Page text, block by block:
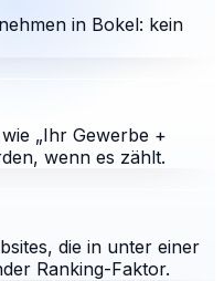
in Bokel: kein
„Ihr Gewerbe +
wenn es zählt.
die in unter einer
Ranking-Faktor.